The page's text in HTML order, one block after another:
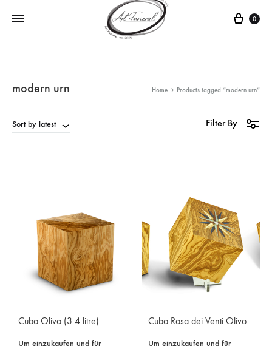
0
modern urn Home Products tagged “modern urn”
Sort by latest Filter By
Cubo Olivo (3.4 litre)
Um einzukaufen und für
Cubo Rosa dei Venti Olivo
Um einzukaufen und für